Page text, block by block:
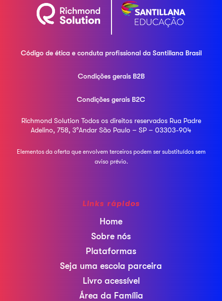
Código de ética e conduta profissional daSantillana Brasil
Condições gerais B2B
Condições gerais B2C
Richmond Solution Todos os direitos reservados Rua Padre
Adelino, 758, 3°Andar São Paulo – SP – 03303-904
Elementos da oferta que envolvem terceiros podem sersubstituídos sem
aviso prévio.
Links rápidos
Home
Sobre nós
Plataformas
Seja uma escola parceira
Livro acessível
Área da Família